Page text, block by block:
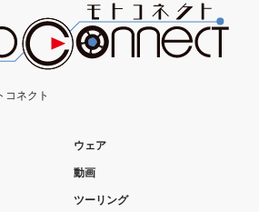
コネクト
ウェア
動画
ツーリング